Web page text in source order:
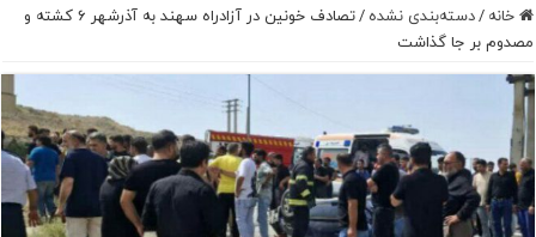
خانه/دسته‌بندی نشده/
تصادف خونین در آزادراه سهند به آذرشهر ۶ کشته و
مصدوم بر جا گذاشت